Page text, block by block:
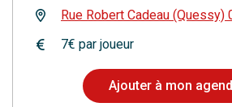
Rue Robert Cadeau (Quessy)
7€ par joueur
Ajouter à mon